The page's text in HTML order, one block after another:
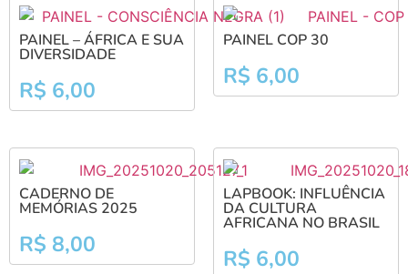
PAINEL – ÁFRICA E SUA
DIVERSIDADE
R$ 6,00
PAINEL COP 30
R$ 6,00
CADERNO DE
MEMÓRIAS 2025
R$ 8,00
LAPBOOK: INFLUÊNCIA
DA CULTURA
AFRICANA NO BRASIL
R$ 6,00